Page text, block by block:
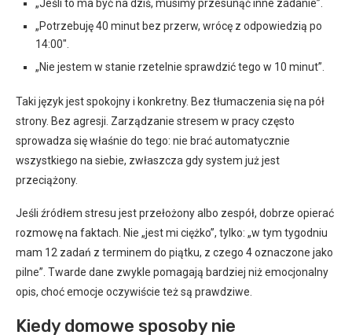
„Jeśli to ma być na dziś, musimy przesunąć inne zadanie”.
„Potrzebuję 40 minut bez przerw, wrócę z odpowiedzią po
14:00″.
„Nie jestem w stanie rzetelnie sprawdzić tego w 10 minut”.
Taki język jest spokojny i konkretny. Bez tłumaczenia się na pół
strony. Bez agresji. Zarządzanie stresem w pracy często
sprowadza się właśnie do tego: nie brać automatycznie
wszystkiego na siebie, zwłaszcza gdy system już jest
przeciążony.
Jeśli źródłem stresu jest przełożony albo zespół, dobrze opierać
rozmowę na faktach. Nie „jest mi ciężko”, tylko: „w tym tygodniu
mam 12 zadań z terminem do piątku, z czego 4 oznaczone jako
pilne”. Twarde dane zwykle pomagają bardziej niż emocjonalny
opis, choć emocje oczywiście też są prawdziwe.
Kiedy domowe sposoby nie